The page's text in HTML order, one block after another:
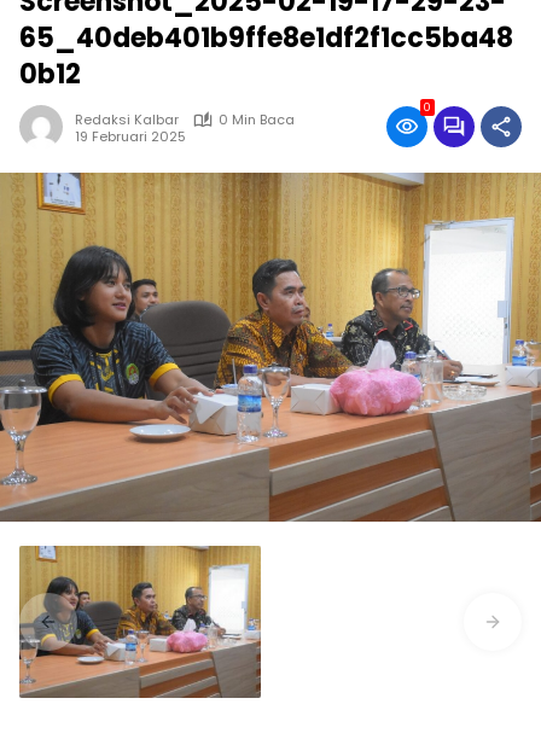
65_40deb401b9ffe8e1df2f1cc5ba48
0b12
Redaksi Kalbar
0 Min Baca
19 Februari 2025
0